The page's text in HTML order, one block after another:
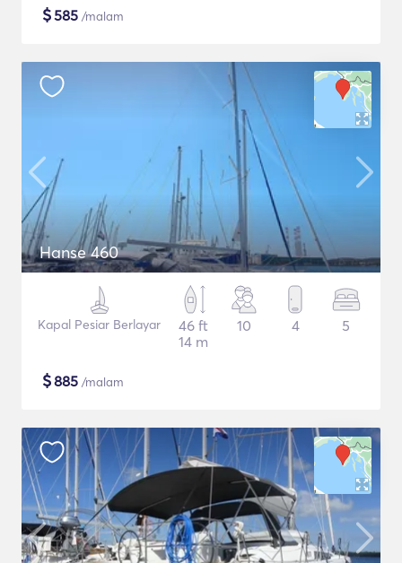
$585 /malam
Hanse 460
Kapal Pesiar Berlayar
46 ft
14 m
10 4 5
$885 /malam